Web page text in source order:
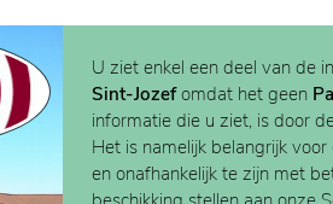
U ziet enkel een deel van de
Sint-Jozefomdat het geen
informatie die u ziet, is door
Het is namelijk belangrijk
en onafhankelijk te zijn met